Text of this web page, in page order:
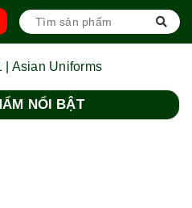
Asian Uniforms
NỔI BẬT